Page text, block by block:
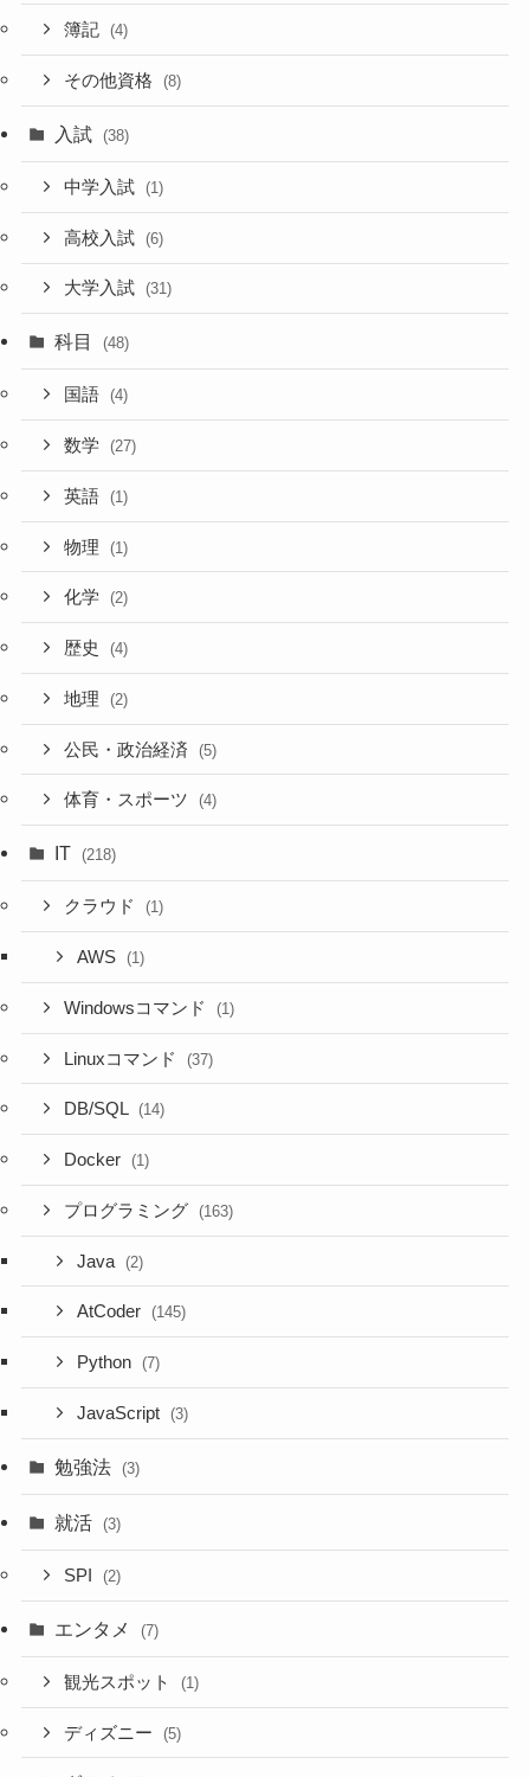
簿記 (4)
その他資格 (8)
入試 (38)
中学入試 (1)
高校入試 (6)
大学入試 (31)
科目 (48)
国語 (4)
数学 (27)
英語 (1)
物理 (1)
化学 (2)
歴史 (4)
地理 (2)
公民・政治経済 (5)
体育・スポーツ (4)
IT (218)
クラウド (1)
AWS (1)
Windowsコマンド (1)
Linuxコマンド (37)
DB/SQL (14)
Docker (1)
プログラミング (163)
Java (2)
AtCoder (145)
Python (7)
JavaScript (3)
勉強法 (3)
就活 (3)
SPI (2)
エンタメ (7)
観光スポット (1)
ディズニー (5)